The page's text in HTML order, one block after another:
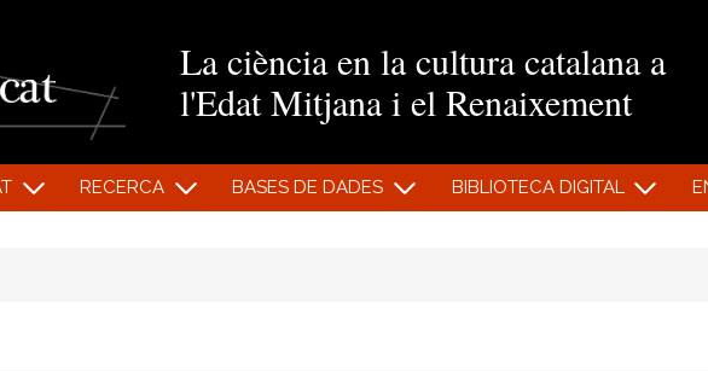
La ciència en la cultura catalana a
l'Edat Mitjana i el Renaixement
RECERCA BASES DE DADES BIBLIOTECA DIGITAL